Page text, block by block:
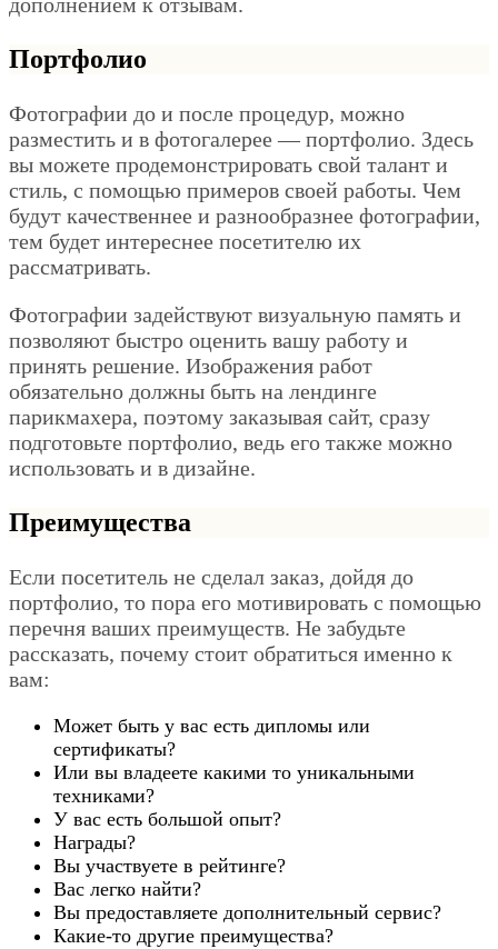
Портфолио
Фотографии до и после процедур, можно
разместить и в фотогалерее — портфолио. Здесь
вы можете продемонстрировать свой талант и
стиль, с помощью примеров своей работы. Чем
будут качественнее и разнообразнее фотографии,
тем будет интереснее посетителю их
рассматривать.
Фотографии задействуют визуальную память и
позволяют быстро оценить вашу работу и
принять решение. Изображения работ
обязательно должны быть на лендинге
парикмахера, поэтому заказывая сайт, сразу
подготовьте портфолио, ведь его также можно
использовать и в дизайне.
Преимущества
Если посетитель не сделал заказ, дойдя до
портфолио, то пора его мотивировать с помощью
перечня ваших преимуществ. Не забудьте
рассказать, почему стоит обратиться именно к
вам:
Может быть у вас есть дипломы или
сертификаты?
Или вы владеете какими то уникальными
техниками?
У вас есть большой опыт?
Награды?
Вы участвуете в рейтинге?
Вас легко найти?
Вы предоставляете дополнительный сервис?
Какие-то другие преимущества?